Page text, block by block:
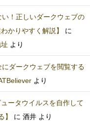
い！正しいダークウェブの
かりやすく解説】
に
より
ダークウェブを閲覧する
より
ータウイルスを自作して
】
に 酒井 より